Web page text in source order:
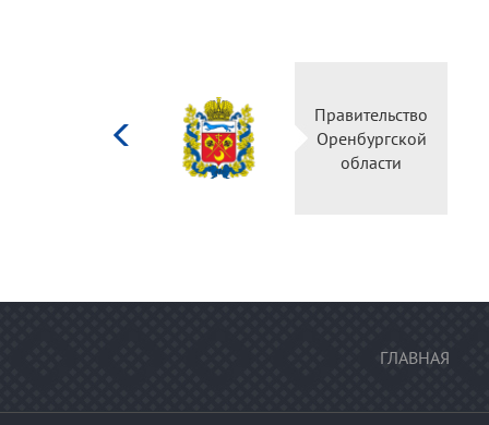
культуры
Российской
Правительство
Оренбургской
области
ГЛАВНАЯ